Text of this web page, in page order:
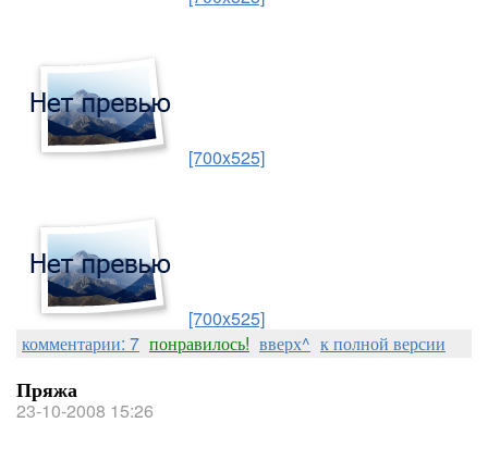
[700x525]
[700x525]
комментарии: 7 понравилось! вверх^ к полной версии
Пряжа
23-10-2008 15:26